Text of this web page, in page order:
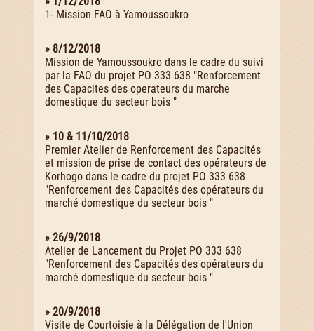
1- Mission FAO à Yamoussoukro
» 8/12/2018
Mission de Yamoussoukro dans le cadre du suivi
par la FAO du projet PO 333 638 "Renforcement
des Capacites des operateurs du marche
domestique du secteur bois "
» 10 & 11/10/2018
Premier Atelier de Renforcement des Capacités
et mission de prise de contact des opérateurs de
Korhogo dans le cadre du projet PO 333 638
"Renforcement des Capacités des opérateurs du
marché domestique du secteur bois "
» 26/9/2018
Atelier de Lancement du Projet PO 333 638
"Renforcement des Capacités des opérateurs du
marché domestique du secteur bois "
» 20/9/2018
Visite de Courtoisie à la Délégation de l'Union